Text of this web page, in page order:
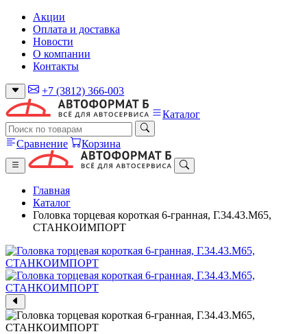
Акции
Оплата и доставка
Новости
О компании
Контакты
+7 (3812) 366-003
Каталог
Сравнение Корзина
Главная
Каталог
Головка торцевая короткая 6-гранная, Г.34.43.М65,
СТАНКОИМПОРТ